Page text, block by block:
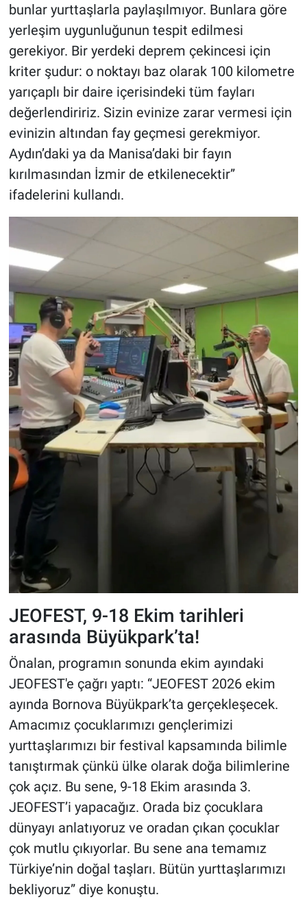
bunlar yurttaşlarla paylaşılmıyor. Bunlara göre
yerleşim uygunluğunun tespit edilmesi
gerekiyor. Bir yerdeki deprem çekincesi için
kriter şudur: o noktayı baz olarak 100 kilometre
yarıçaplı bir daire içerisindeki tüm fayları
değerlendiririz. Sizin evinize zarar vermesi için
evinizin altından fay geçmesi gerekmiyor.
Aydın’daki ya da Manisa’daki bir fayın
kırılmasından İzmir de etkilenecektir”
ifadelerini kullandı.
JEOFEST, 9-18 Ekim tarihleri
arasında Büyükpark’ta!
Önalan, programın sonunda ekim ayındaki
JEOFEST'e çağrı yaptı: “JEOFEST 2026 ekim
ayında Bornova Büyükpark’ta gerçekleşecek.
Amacımız çocuklarımızı gençlerimizi
yurttaşlarımızı bir festival kapsamında bilimle
tanıştırmak çünkü ülke olarak doğa bilimlerine
çok açız. Bu sene, 9-18 Ekim arasında 3.
JEOFEST’i yapacağız. Orada biz çocuklara
dünyayı anlatıyoruz ve oradan çıkan çocuklar
çok mutlu çıkıyorlar. Bu sene ana temamız
Türkiye’nin doğal taşları. Bütün yurttaşlarımızı
bekliyoruz” diye konuştu.